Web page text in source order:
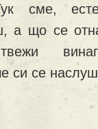
сме,
а що се
си се